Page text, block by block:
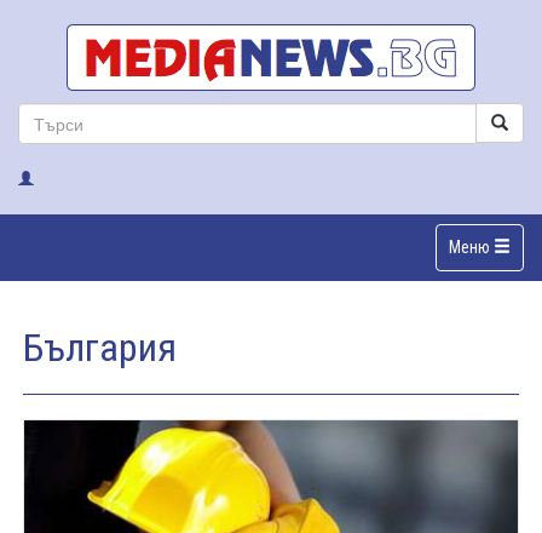
Меню
България